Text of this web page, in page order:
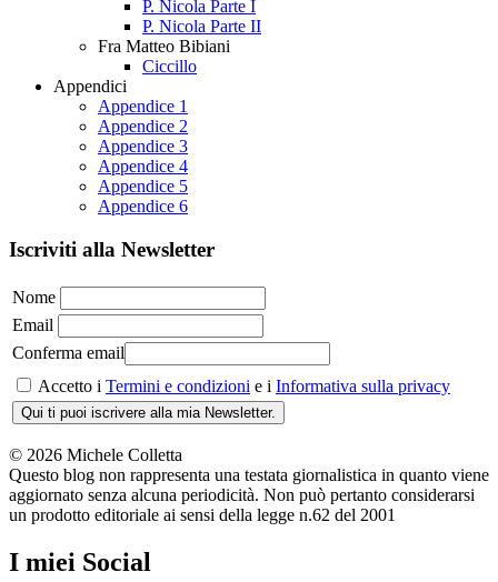
P. Nicola Parte I
P. Nicola Parte II
Fra Matteo Bibiani
Ciccillo
Appendici
Appendice 1
Appendice 2
Appendice 3
Appendice 4
Appendice 5
Appendice 6
Iscriviti alla Newsletter
Nome
Email
Conferma email
Accetto i Termini e condizioni e i Informativa sulla privacy
Qui ti puoi iscrivere alla mia Newsletter.
© 2026 Michele Colletta
Questo blog non rappresenta una testata giornalistica in quanto viene
aggiornato senza alcuna periodicità. Non può pertanto considerarsi
un prodotto editoriale ai sensi della legge n.62 del 2001
I miei Social